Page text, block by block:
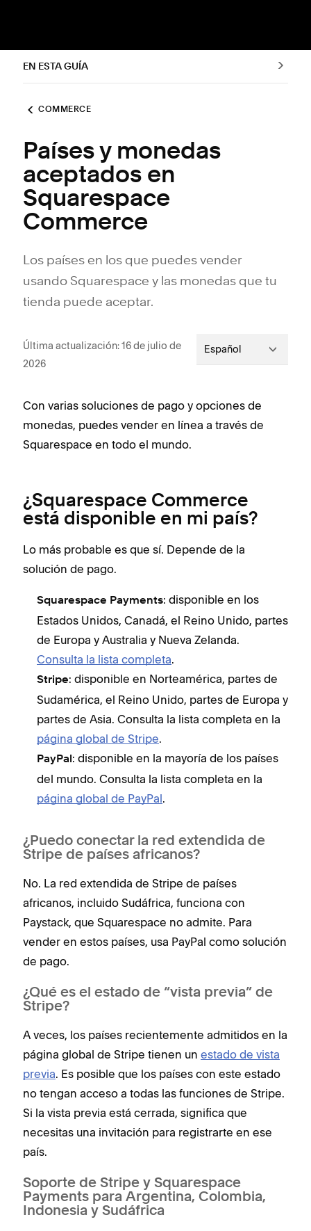
EN ESTA GUÍA
COMMERCE
Países y monedas
aceptados en
Squarespace
Commerce
Los países en los que puedes vender
usando Squarespace y las monedas que tu
tienda puede aceptar.
Última actualización: 16 de julio de
2026
Español
Con varias soluciones de pago y opciones de
monedas, puedes vender en línea a través de
Squarespace en todo el mundo.
¿Squarespace Commerce
está disponible en mi país?
Lo más probable es que sí. Depende de la
solución de pago.
Squarespace Payments: disponible en los
Estados Unidos, Canadá, el Reino Unido, partes
de Europa y Australia y Nueva Zelanda.
Consulta la lista completa.
Stripe: disponible en Norteamérica, partes de
Sudamérica, el Reino Unido, partes de Europa y
partes de Asia. Consulta la lista completa en la
página global de Stripe.
PayPal : disponible en la mayoría de los países
del mundo. Consulta la lista completa en la
página global de PayPal.
¿Puedo conectar la red extendida de
Stripe de países africanos?
No. La red extendida de Stripe de países
africanos, incluido Sudáfrica, funciona con
Paystack, que Squarespace no admite. Para
vender en estos países, usa PayPal como solución
de pago.
¿Qué es el estado de “vista previa” de
Stripe?
A veces, los países recientemente admitidos en la
página global de Stripe tienen un estado de vista
previa. Es posible que los países con este estado
no tengan acceso a todas las funciones de Stripe.
Si la vista previa está cerrada, significa que
necesitas una invitación para registrarte en ese
país.
Soporte de Stripe y Squarespace
Payments para Argentina, Colombia,
Indonesia y Sudáfrica